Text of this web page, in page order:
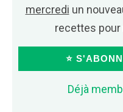
mercredi un
recettes pour
⭐
Déjà